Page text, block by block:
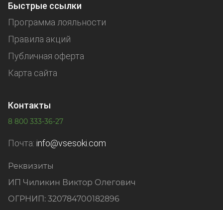
Быстрые ссылки
Программа лояльности
Правила акций
Публичная оферта
Карта сайта
Контакты
8 800 333-36-27
Почта: info@vsesoki.com
Реквизиты
ИП Чиликин Виктор Олегович
ОГРНИП: 320784700182896